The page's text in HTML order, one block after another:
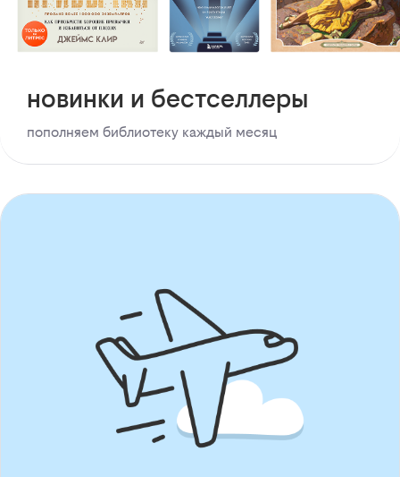
новинки и бестселлеры
пополняем библиотеку каждый месяц